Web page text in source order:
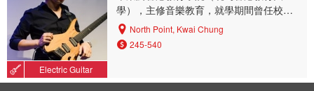
Electric Guitar
學），主修音樂教育，就學期間曾任校內
爵士樂隊結他手。 享有豐富的表演經驗，
曾為商業及慈善機構的活動演出。個人亦
有籌組樂隊「格林」，當中擔任結他手，
下，穩固的樂理知識，抒合西洋古典、中
North Point, Kwai Chung
245-540